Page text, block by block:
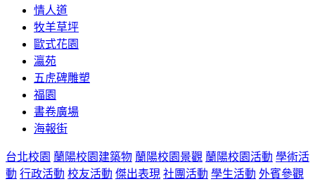
情人道
牧羊草坪
歐式花園
瀛苑
五虎碑雕塑
福園
書卷廣場
海報街
台北校園 蘭陽校園建築物 蘭陽校園景觀 蘭陽校園活動 學術活
動 行政活動 校友活動 傑出表現 社團活動 學生活動 外賓參觀